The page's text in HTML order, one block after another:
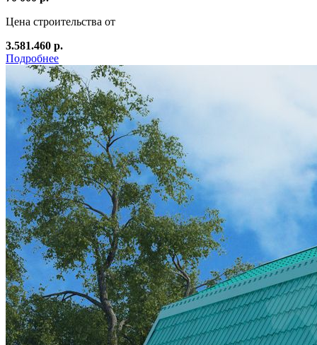
Цена строительства от
3.581.460 р.
Подробнее